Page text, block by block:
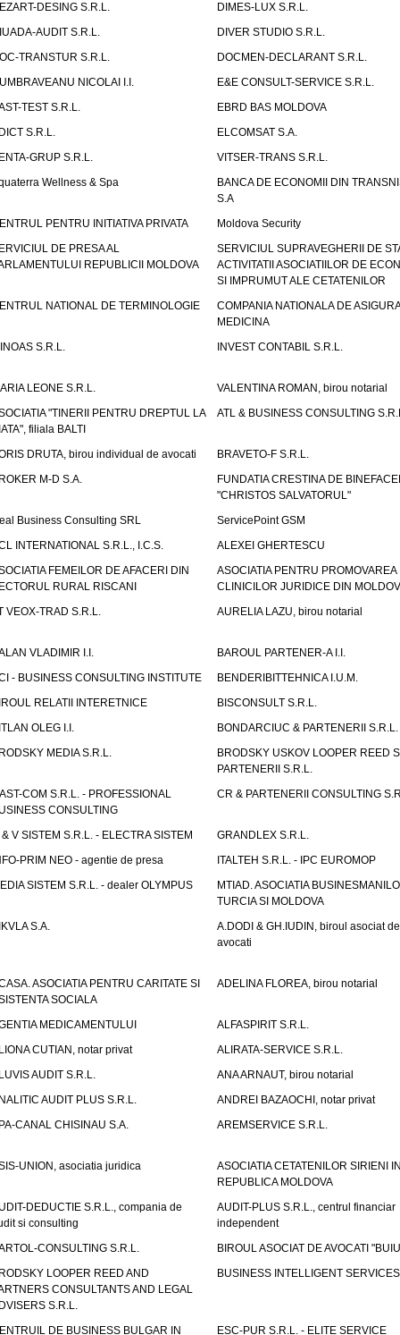
DESING S.R.L.
DIMES-LUX S.R.L.
AUDIT S.R.L.
DIVER STUDIO S.R.L.
TRANSTUR S.R.L.
DOCMEN-DECLARANT S.R.L.
NICOLAI I.I.
E&E CONSULT-SERVICE S.R.L.
TEST S.R.L.
EBRD BAS MOLDOVA
S.R.L.
ELCOMSAT S.A.
GRUP S.R.L.
VITSER-TRANS S.R.L.
Wellness & Spa
BANCA DE ECONOMII DIN
S.A
PENTRU INITIATIVA PRIVATA
Moldova Security
DE PRESA AL
REPUBLICII MOLDOVA
SERVICIUL SUPRAVEGHERII DE
ACTIVITATII ASOCIATIILOR DE
SI IMPRUMUT ALE CETATENILOR
NATIONAL DE TERMINOLOGIE
COMPANIA NATIONALA DE
MEDICINA
S.R.L.
INVEST CONTABIL S.R.L.
LEONE S.R.L.
VALENTINA ROMAN, birou notarial
"TINERII PENTRU DREPTUL LA
filiala BALTI
ATL & BUSINESS CONSULTING
DRUTA, birou individual de avocati
BRAVETO-F S.R.L.
M-D S.A.
FUNDATIA CRESTINA DE
"CHRISTOS SALVATORUL"
Business Consulting SRL
ServicePoint GSM
INTERNATIONAL S.R.L., I.C.S.
ALEXEI GHERTESCU
FEMEILOR DE AFACERI DIN
RURAL RISCANI
ASOCIATIA PENTRU PROMOVAREA
CLINICILOR JURIDICE DIN
VEOX-TRAD S.R.L.
AURELIA LAZU, birou notarial
VLADIMIR I.I.
BAROUL PARTENER-A I.I.
- BUSINESS CONSULTING INSTITUTE
BENDERIBITTEHNICA I.U.M.
RELATII INTERETNICE
BISCONSULT S.R.L.
OLEG I.I.
BONDARCIUC & PARTENERII S.R.L.
MEDIA S.R.L.
BRODSKY USKOV LOOPER REED
PARTENERII S.R.L.
COM S.R.L. - PROFESSIONAL
CONSULTING
CR & PARTENERII CONSULTING
& V SISTEM S.R.L. - ELECTRA SISTEM
GRANDLEX S.R.L.
PRIM NEO - agentie de presa
ITALTEH S.R.L. - IPC EUROMOP
SISTEM S.R.L. - dealer OLYMPUS
MTIAD. ASOCIATIA
TURCIA SI MOLDOVA
S.A.
A.DODI & GH.IUDIN, biroul asociat de
avocati
ASOCIATIA PENTRU CARITATE SI
SOCIALA
ADELINA FLOREA, birou notarial
MEDICAMENTULUI
ALFASPIRIT S.R.L.
CUTIAN, notar privat
ALIRATA-SERVICE S.R.L.
AUDIT S.R.L.
ANA ARNAUT, birou notarial
AUDIT PLUS S.R.L.
ANDREI BAZAOCHI, notar privat
CANAL CHISINAU S.A.
AREMSERVICE S.R.L.
UNION, asociatia juridica
ASOCIATIA CETATENILOR SIRIENI
REPUBLICA MOLDOVA
DEDUCTIE S.R.L., compania de
si consulting
AUDIT-PLUS S.R.L., centrul financiar
independent
CONSULTING S.R.L.
BIROUL ASOCIAT DE AVOCATI
LOOPER REED AND
CONSULTANTS AND LEGAL
S.R.L.
BUSINESS INTELLIGENT
DE BUSINESS BULGAR IN ESC-PUR S.R.L. - ELITE SERVICE